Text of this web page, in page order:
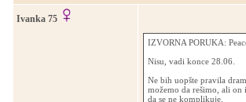
Ivanka 75
IZVORNA PORUKA:
Nisu, vadi konce 28.06.
Ne bih uopšte pravila
možemo da rešimo, ali on
da se ne komplikuje.